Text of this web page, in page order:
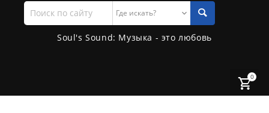
Поиск
по
сайту
Soul's Sound: Музыка - это любовь
0